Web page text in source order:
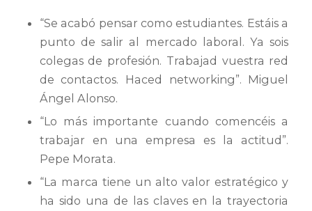
“Se acabó pensar como estudiantes. Estáis a
punto de salir al mercado laboral. Ya sois
colegas de profesión. Trabajad vuestra red
de contactos. Haced networking”. Miguel
Ángel Alonso.
“Lo más importante cuando comencéis a
trabajar en una empresa es la actitud”.
Pepe Morata.
“La marca tiene un alto valor estratégico y
ha sido una de las claves en la trayectoria